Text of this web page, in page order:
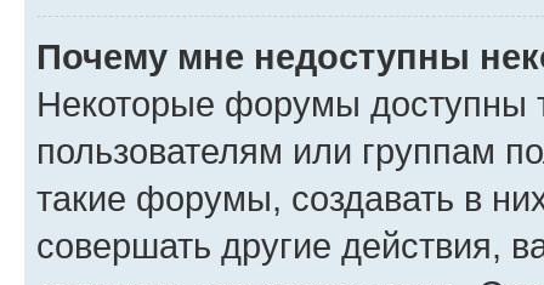
Почему мне недоступны
Некоторые форумы доступны
пользователям или группам
такие форумы, создавать в
совершать другие действия,